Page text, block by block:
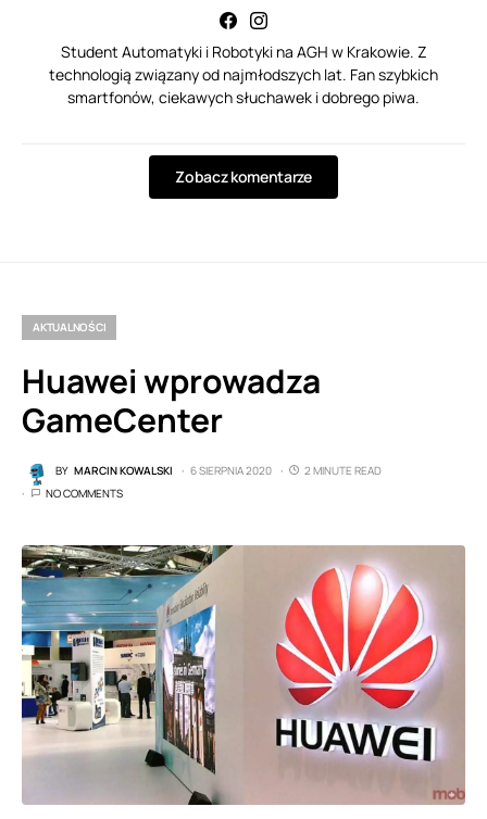
Student Automatyki i Robotyki na AGH w Krakowie. Z
technologią związany od najmłodszych lat. Fan szybkich
smartfonów, ciekawych słuchawek i dobrego piwa.
Zobacz komentarze
AKTUALNOŚCI
Huawei wprowadza
GameCenter
BY MARCIN KOWALSKI 6 SIERPNIA 2020
2 MINUTE READ
NO COMMENTS